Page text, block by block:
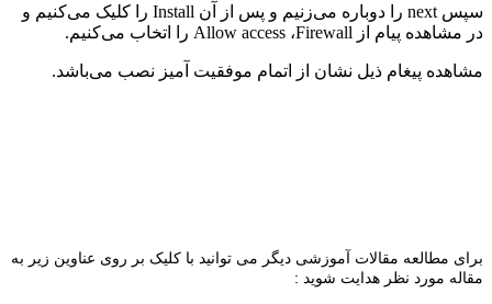
سپس next را دوباره می‌زنیم و پس از آن Install را کلیک می‌کنیم و
در مشاهده پیام از Firewall، Allow access را اتخاب می‌کنیم.
مشاهده پیغام ذیل نشان از اتمام موفقیت آمیز نصب می‌باشد.
برای مطالعه مقالات آموزشی دیگر می توانید با کلیک بر روی عناوین زیر به
مقاله مورد نظر هدایت شوید :